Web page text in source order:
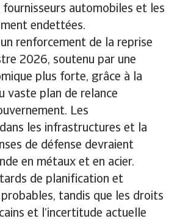
automobiles et les
endettées.
renforcement de la reprise
2026, soutenu par une
plus forte, grâce à la
vaste plan de relance
Les
les infrastructures et la
de défense devraient
en métaux et en acier.
de planification et
tandis que les droits
et l’incertitude actuelle